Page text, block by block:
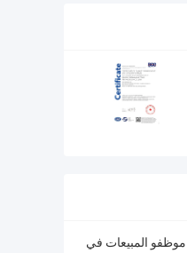
موظفو المبيعات في Beijing Qianxing Jietong